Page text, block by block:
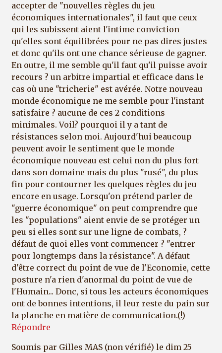
accepter de "nouvelles règles du jeu
économiques internationales", il faut que ceux
qui les subissent aient l'intime conviction
qu'elles sont équilibrées pour ne pas dires justes
et donc qu'ils ont une chance sérieuse de gagner.
En outre, il me semble qu'il faut qu'il puisse avoir
recours ? un arbitre impartial et efficace dans le
cas où une "tricherie" est avérée. Notre nouveau
monde économique ne me semble pour l'instant
satisfaire ? aucune de ces 2 conditions
minimales. Voil? pourquoi il y a tant de
résistances selon moi. Aujourd'hui beaucoup
peuvent avoir le sentiment que le monde
économique nouveau est celui non du plus fort
dans son domaine mais du plus "rusé", du plus
fin pour contourner les quelques règles du jeu
encore en usage. Lorsqu'on prétend parler de
"guerre économique" on peut comprendre que
les "populations" aient envie de se protéger un
peu si elles sont sur une ligne de combats, ?
défaut de quoi elles vont commencer ? "entrer
pour longtemps dans la résistance". A défaut
d'être correct du point de vue de l'Economie, cette
posture n'a rien d'anormal du point de vue de
l'Humain... Donc, si tous les acteurs économiques
ont de bonnes intentions, il leur reste du pain sur
la planche en matière de communication.(!)
Répondre
Soumis par Gilles MAS (non vérifié) le dim 25